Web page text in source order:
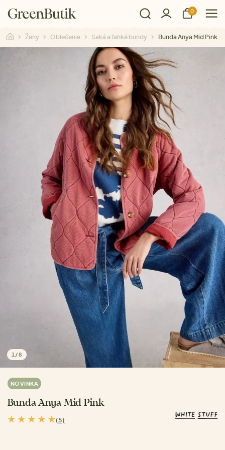
0
Ženy Oblečenie Saká a ľahké bundy Bunda Anya Mid Pink
1 /8
NOVINKA
Bunda Anya Mid Pink
(5)